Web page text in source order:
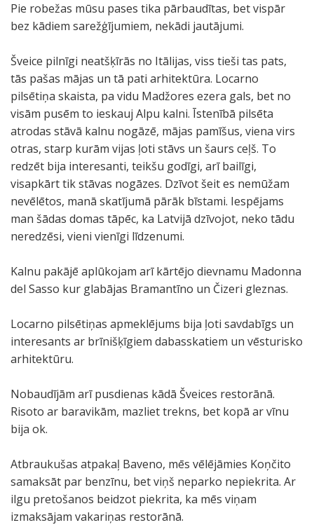
Pie robežas mūsu pases tika pārbaudītas, bet vispār
bez kādiem sarežģījumiem, nekādi jautājumi.
Šveice pilnīgi neatšķīrās no Itālijas, viss tieši tas pats,
tās pašas mājas un tā pati arhitektūra. Locarno
pilsētiņa skaista, pa vidu Madžores ezera gals, bet no
visām pusēm to ieskauj Alpu kalni. Īstenībā pilsēta
atrodas stāvā kalnu nogāzē, mājas pamīšus, viena virs
otras, starp kurām vijas ļoti stāvs un šaurs ceļš. To
redzēt bija interesanti, teikšu godīgi, arī bailīgi,
visapkārt tik stāvas nogāzes. Dzīvot šeit es nemūžam
nevēlētos, manā skatījumā pārāk bīstami. Iespējams
man šādas domas tāpēc, ka Latvijā dzīvojot, neko tādu
neredzēsi, vieni vienīgi līdzenumi.
Kalnu pakājē aplūkojam arī kārtējo dievnamu Madonna
del Sasso kur glabājas Bramantīno un Čizeri gleznas.
Locarno pilsētiņas apmeklējums bija ļoti savdabīgs un
interesants ar brīnišķīgiem dabasskatiem un vēsturisko
arhitektūru.
Nobaudījām arī pusdienas kādā Šveices restorānā.
Risoto ar baravikām, mazliet trekns, bet kopā ar vīnu
bija ok.
Atbraukušas atpakaļ Baveno, mēs vēlējāmies Koņčito
samaksāt par benzīnu, bet viņš neparko nepiekrita. Ar
ilgu pretošanos beidzot piekrita, ka mēs viņam
izmaksājam vakariņas restorānā.